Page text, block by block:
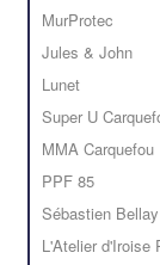
MurProtec
Jules & John
Lunet
Super U
MMA Carquefou
PPF 85
Sébastien
L'Atelier d'Iroise